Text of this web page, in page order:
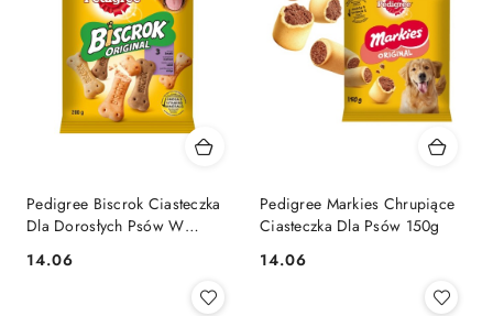
Pedigree Biscrok Ciasteczka
Dla Dorosłych Psów W
Kurczakiem I Wołowiną 200g
Cena:
14.06
Pedigree Markies Chrupiące
Ciasteczka Dla Psów 150g
Cena:
14.06